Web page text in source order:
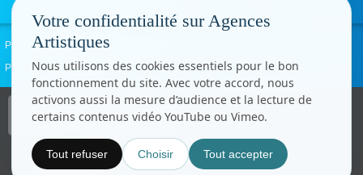
Politique de confidentialité
Paramètres cookies
Copyright © CC.Comunication
Tous droits réservés
Votre confidentialité sur Agences
Artistiques
Nous utilisons des cookies essentiels pour le bon
fonctionnement du site. Avec votre accord, nous
activons aussi la mesure d’audience et la lecture de
certains contenus vidéo YouTube ou Vimeo.
Tout refuser Choisir Tout accepter